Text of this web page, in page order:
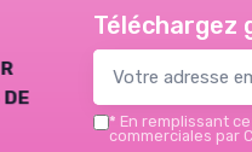
Téléchargez
* En remplissant
commerciales par